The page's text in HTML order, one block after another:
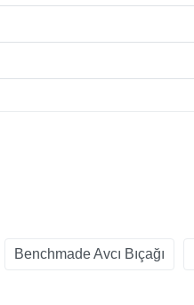
Benchmade Avcı Bıçağı